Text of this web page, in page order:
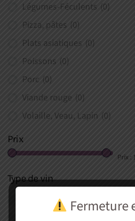
Légumes-Féculents (0)
Pizza, pâtes (0)
Plats asiatiques (0)
Poissons (0)
Porc (0)
Viande rouge (0)
Volaille, Veau, Lapin (0)
Prix
Prix :
Type de vin
(0)
Fermeture